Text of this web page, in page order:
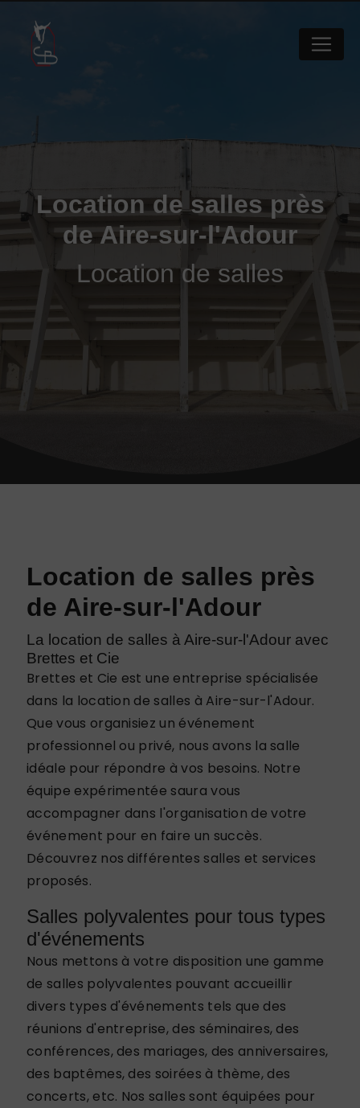
Location de salles près
de Aire-sur-l'Adour
Location de salles
Location de salles près
de Aire-sur-l'Adour
La location de salles à Aire-sur-l'Adour avec
Brettes et Cie
Brettes et Cie est une entreprise spécialisée
dans la location de salles à Aire-sur-l'Adour.
Que vous organisiez un événement
professionnel ou privé, nous avons la salle
idéale pour répondre à vos besoins. Notre
équipe expérimentée saura vous
accompagner dans l'organisation de votre
événement pour en faire un succès.
Découvrez nos différentes salles et services
proposés.
Salles polyvalentes pour tous types
d'événements
Nous mettons à votre disposition une gamme
de salles polyvalentes pouvant accueillir
divers types d'événements tels que des
réunions d'entreprise, des séminaires, des
conférences, des mariages, des anniversaires,
des baptêmes, des soirées à thème, des
concerts, etc. Nos salles sont équipées pour